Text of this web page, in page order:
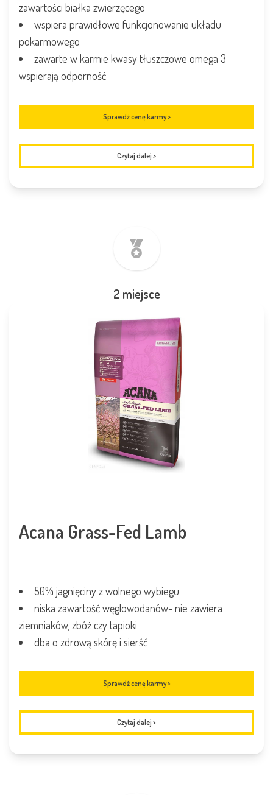
zawartości białka zwierzęcego
wspiera prawidłowe funkcjonowanie układu
pokarmowego
zawarte w karmie kwasy tłuszczowe omega 3
wspierają odporność
Sprawdź cenę karmy >
Czytaj dalej >
2 miejsce
Acana Grass-Fed Lamb
50% jagnięciny z wolnego wybiegu
niska zawartość węglowodanów- nie zawiera
ziemniaków, zbóż czy tapioki
dba o zdrową skórę i sierść
Sprawdź cenę karmy >
Czytaj dalej >